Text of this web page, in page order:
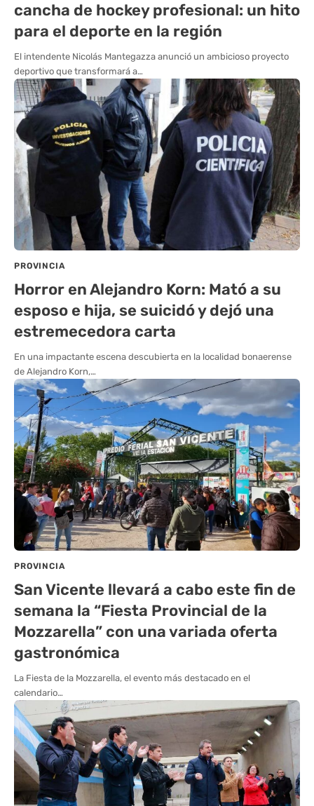
cancha de hockey profesional: un hito
para el deporte en la región
El intendente Nicolás Mantegazza anunció un ambicioso proyecto
deportivo que transformará a…
PROVINCIA
Horror en Alejandro Korn: Mató a su
esposo e hija, se suicidó y dejó una
estremecedora carta
En una impactante escena descubierta en la localidad bonaerense
de Alejandro Korn,…
PROVINCIA
San Vicente llevará a cabo este fin de
semana la “Fiesta Provincial de la
Mozzarella” con una variada oferta
gastronómica
La Fiesta de la Mozzarella, el evento más destacado en el
calendario…